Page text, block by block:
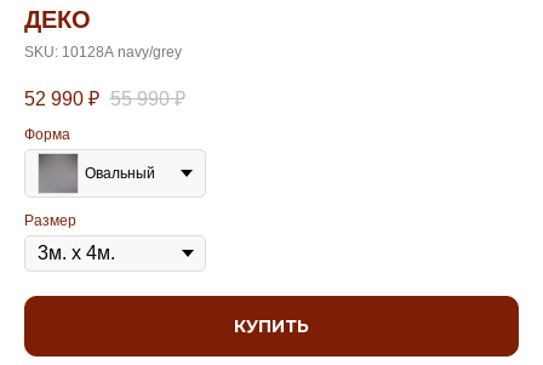
ДЕКО
SKU: 10128А navy/grey
52 990 ₽ 55 990 ₽
Форма
Овальный
Размер
КУПИТЬ